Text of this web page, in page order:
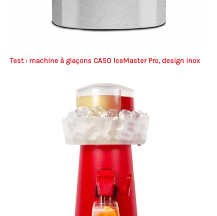
Test : machine à glaçons CASO IceMaster Pro, design inox